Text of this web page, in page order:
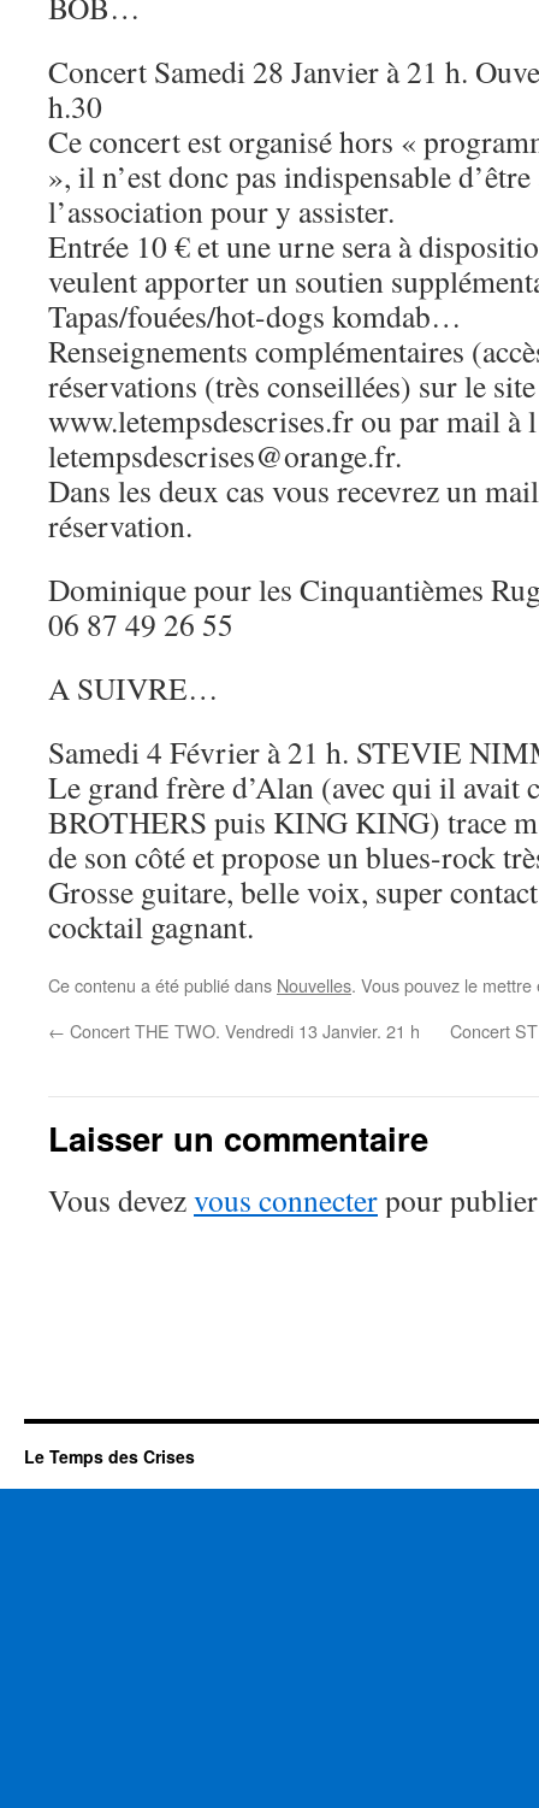
Concert Samedi 28 Janvier à 21 h.
h.30
Ce concert est organisé hors «
», il n’est donc pas indispensable
l’association pour y assister.
Entrée 10 € et une urne sera à
veulent apporter un soutien
Tapas/fouées/hot-dogs komdab…
Renseignements complémentaires
réservations (très conseillées) sur le site
www.letempsdescrises.fr ou par mail à
letempsdescrises@orange.fr.
Dans les deux cas vous recevrez un
réservation.
Dominique pour les Cinquantièmes
06 87 49 26 55
A SUIVRE…
Samedi 4 Février à 21 h. STEVIE
Le grand frère d’Alan (avec qui il avait
BROTHERS puis KING KING) trace
de son côté et propose un blues-rock
Grosse guitare, belle voix, super
cocktail gagnant.
Ce contenu a été publié dans Nouvelles. Vous pouvez le
← Concert THE TWO. Vendredi 13 Janvier. 21 h Concert
Laisser un commentaire
Vous devezvous connecterpour
Le Temps des Crises